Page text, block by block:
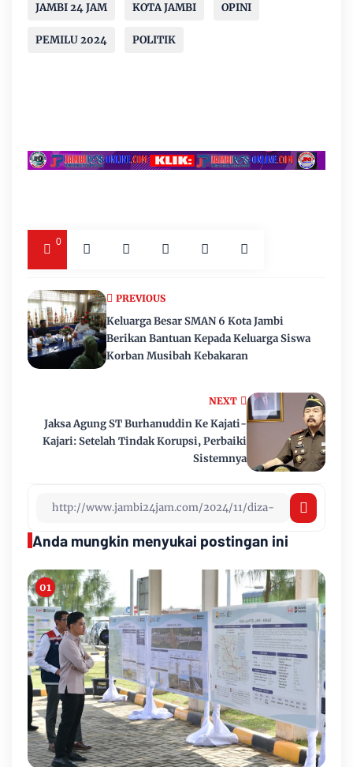
JAMBI 24 JAM KOTA JAMBI OPINI
PEMILU 2024 POLITIK
0
NEXT
Jaksa Agung ST Burhanuddin Ke Kajati-
Kajari: Setelah Tindak Korupsi, Perbaiki
Sistemnya
PREVIOUS
Keluarga Besar SMAN 6 Kota Jambi
Berikan Bantuan Kepada Keluarga Siswa
Korban Musibah Kebakaran
Anda mungkin menyukai postingan ini